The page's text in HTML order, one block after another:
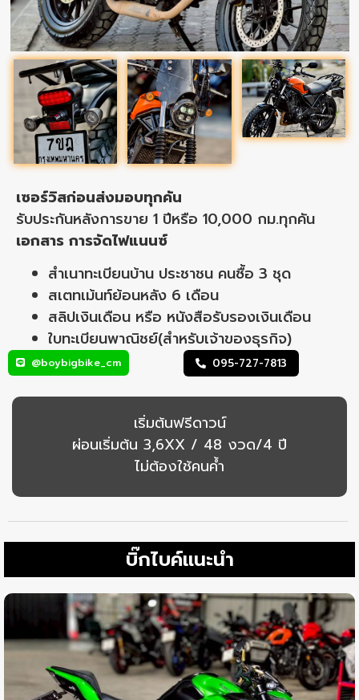
เซอร์วิสก่อนส่งมอบทุกคัน
รับประกันหลังการขาย 1 ปีหรือ 10,000 กม.ทุกคัน
เอกสาร การจัดไฟแนนซ์
สำเนาทะเบียนบ้าน ประชาชน คนซื้อ 3 ชุด
สเตทเม้นท์ย้อนหลัง 6 เดือน
สลิปเงินเดือน หรือ หนังสือรับรองเงินเดือน
ใบทะเบียนพาณิชย์(สำหรับเจ้าของธุรกิจ)
@boybigbike_cm 095-727-7813
เริ่มต้นฟรีดาวน์
ผ่อนเริ่มต้น 3,6XX / 48 งวด/4 ปี
ไม่ต้องใช้คนค้ำ
บิ๊กไบค์แนะนำ